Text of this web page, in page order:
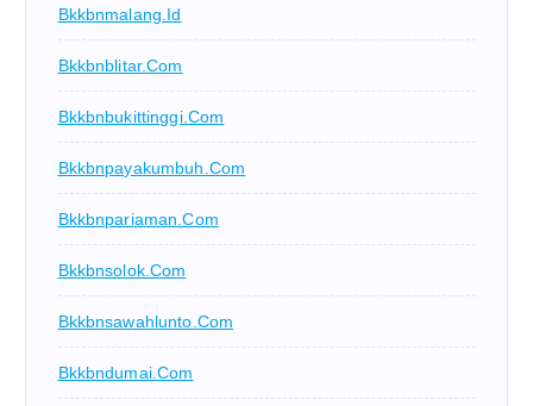
Bkkbnmalang.id
Bkkbnblitar.com
Bkkbnbukittinggi.com
Bkkbnpayakumbuh.com
Bkkbnpariaman.com
Bkkbnsolok.com
Bkkbnsawahlunto.com
Bkkbndumai.com